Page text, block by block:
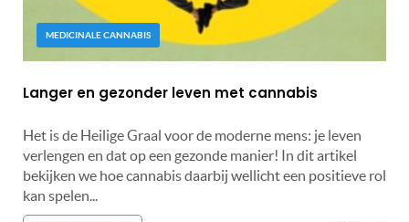
MEDICINALE CANNABIS
Langer en gezonder leven met cannabis
Het is de Heilige Graal voor de moderne mens: je leven
verlengen en dat op een gezonde manier! In dit artikel
bekijken we hoe cannabis daarbij wellicht een positieve rol
kan spelen...